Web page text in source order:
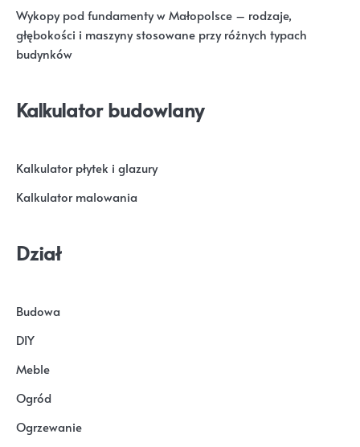
Wykopy pod fundamenty w Małopolsce – rodzaje,
głębokości i maszyny stosowane przy różnych typach
budynków
Kalkulator budowlany
Kalkulator płytek i glazury
Kalkulator malowania
Dział
Budowa
DIY
Meble
Ogród
Ogrzewanie